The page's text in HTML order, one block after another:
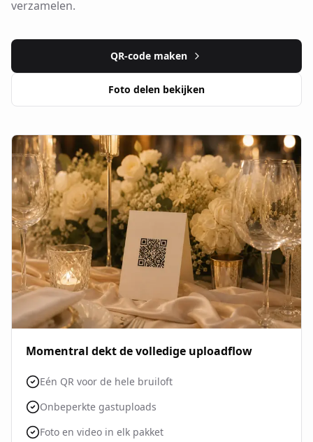
verzamelen.
QR-code maken
Foto delen bekijken
Momentral dekt de volledige uploadflow
Eén QR voor de hele bruiloft
Onbeperkte gastuploads
Foto en video in elk pakket